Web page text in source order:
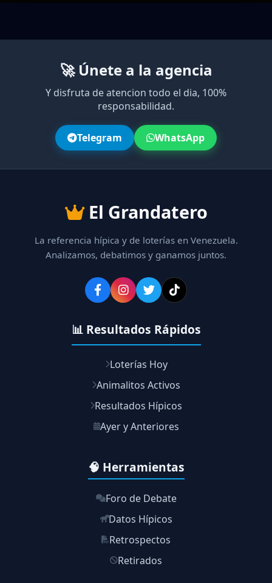
🚀 Únete a la agencia
Y disfruta de atencion todo el dia, 100%
responsabilidad.
Telegram WhatsApp
El Grandatero
La referencia hípica y de loterías en Venezuela.
Analizamos, debatimos y ganamos juntos.
📊 Resultados Rápidos
Loterías Hoy
Animalitos Activos
Resultados Hípicos
Ayer y Anteriores
🧠 Herramientas
Foro de Debate
Datos Hípicos
Retrospectos
Retirados